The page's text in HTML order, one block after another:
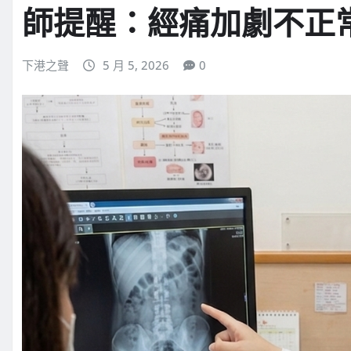
師提醒：經痛加劇不正
下港之聲 5 月 5, 2026 0